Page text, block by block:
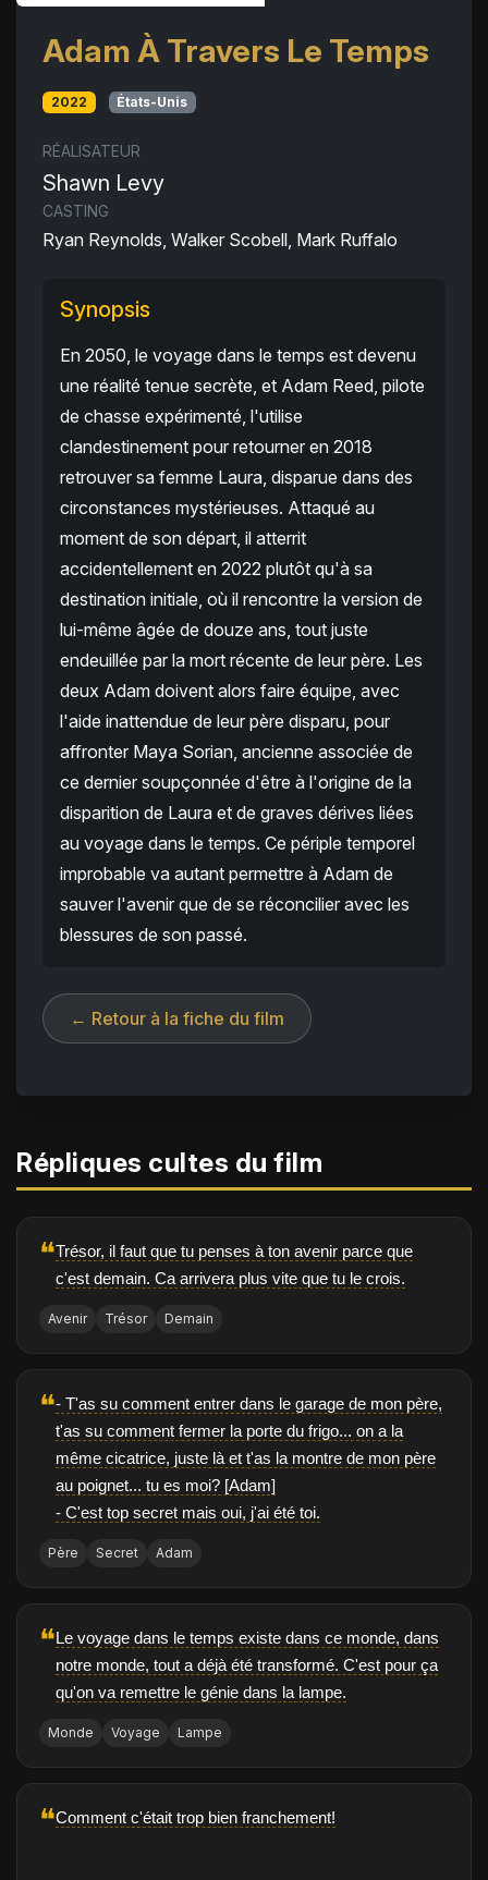
Adam À Travers Le Temps
2022 États-Unis
RÉALISATEUR
Shawn Levy
CASTING
Ryan Reynolds, Walker Scobell, Mark Ruffalo
Synopsis
En 2050, le voyage dans le temps est devenu
une réalité tenue secrète, et Adam Reed, pilote
de chasse expérimenté, l'utilise
clandestinement pour retourner en 2018
retrouver sa femme Laura, disparue dans des
circonstances mystérieuses. Attaqué au
moment de son départ, il atterrit
accidentellement en 2022 plutôt qu'à sa
destination initiale, où il rencontre la version de
lui-même âgée de douze ans, tout juste
endeuillée par la mort récente de leur père. Les
deux Adam doivent alors faire équipe, avec
l'aide inattendue de leur père disparu, pour
affronter Maya Sorian, ancienne associée de
ce dernier soupçonnée d'être à l'origine de la
disparition de Laura et de graves dérives liées
au voyage dans le temps. Ce périple temporel
improbable va autant permettre à Adam de
sauver l'avenir que de se réconcilier avec les
blessures de son passé.
← Retour à la fiche du film
Répliques cultes du film
❝Trésor, il faut que tu penses à ton avenir parce que
c'est demain. Ca arrivera plus vite que tu le crois.
Avenir Trésor Demain
❝- T'as su comment entrer dans le garage de mon père,
t'as su comment fermer la porte du frigo... on a la
même cicatrice, juste là et t'as la montre de mon père
au poignet... tu es moi? [Adam]
- C'est top secret mais oui, j'ai été toi.
Père Secret Adam
❝Le voyage dans le temps existe dans ce monde, dans
notre monde, tout a déjà été transformé. C'est pour ça
qu'on va remettre le génie dans la lampe.
Monde Voyage Lampe
❝Comment c'était trop bien franchement!